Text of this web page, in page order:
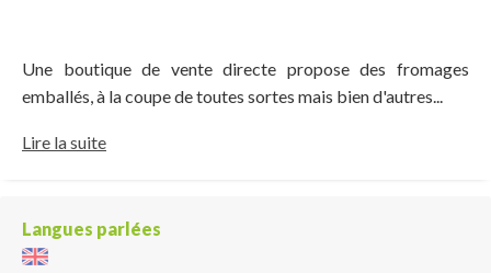
Une boutique de vente directe propose des fromages
emballés, à la coupe de toutes sortes mais bien d'autres...
Lire la suite
Langues parlées